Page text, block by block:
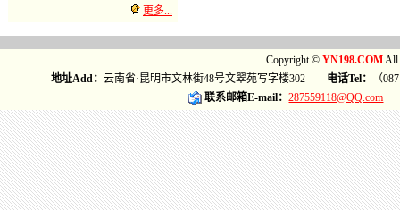
更多...
Copyright © YN198.COMAll
地址Add： 云南省·昆明市文林街48号文翠苑写字楼302 电话Tel：
（
联系邮箱E-mail：287559118@QQ.com